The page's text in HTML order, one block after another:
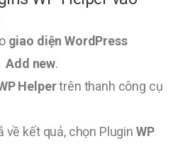
giao diện WordPress
Add new.
Helpertrên thanh công cụ
về kết quả, chọn Plugin WP